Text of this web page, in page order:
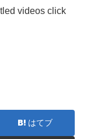
videos click
はてブ